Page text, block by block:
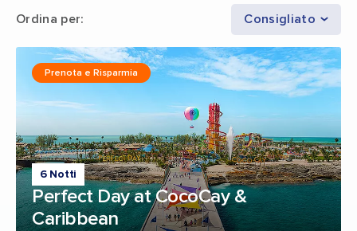
Ordina per: Consigliato
6 Notti
Perfect Day at CocoCay &
Caribbean
Prenota e Risparmia